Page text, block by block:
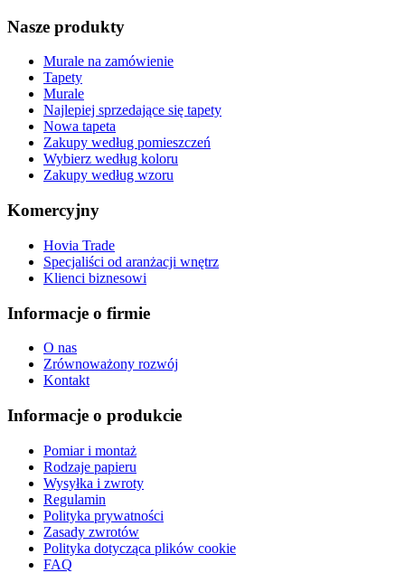
Nasze produkty
Murale na zamówienie
Tapety
Murale
Najlepiej sprzedające się tapety
Nowa tapeta
Zakupy według pomieszczeń
Wybierz według koloru
Zakupy według wzoru
Komercyjny
Hovia Trade
Specjaliści od aranżacji wnętrz
Klienci biznesowi
Informacje o firmie
O nas
Zrównoważony rozwój
Kontakt
Informacje o produkcie
Pomiar i montaż
Rodzaje papieru
Wysyłka i zwroty
Regulamin
Polityka prywatności
Zasady zwrotów
Polityka dotycząca plików cookie
FAQ